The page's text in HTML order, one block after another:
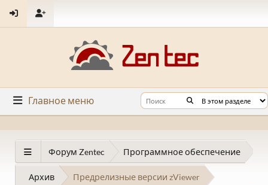
Главное меню
Форум Zentec Программное обеспечение
Архив Предрелизные версии zViewer